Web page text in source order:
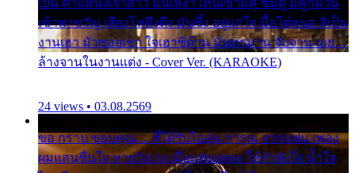
เข้าพาขวัญ เสียงโห่ตึงตึง มันซึ้ง อยู่แก่ใจ มื้อใด๋หนอ สิเป็น
งานเฮา มัวซอยเขา ใจเฮาซิด้าน มันทรมาน จับจาน เอย…
ล้างจานในงานแต่ง - Cover Ver. (KARAOKE)
24 views • 03.08.2569
ขอ กราบ ขอบคุณ.... ที่ได้รับไออุ่น การุณ จากแฟน เพลง
ผมแสนชื่นใจ หายวังเวง เมื่อแฟนเพลง ให้กำลังใจ น้ำใจ